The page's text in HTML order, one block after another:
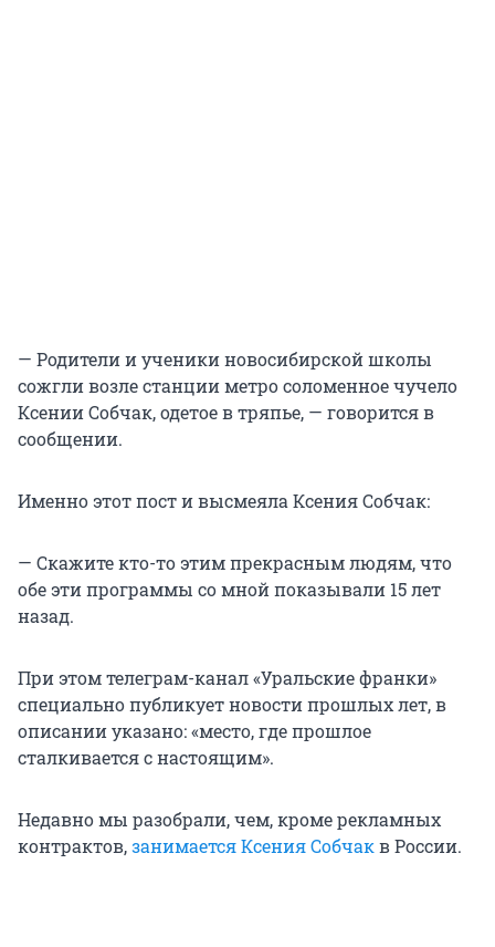
— Родители и ученики новосибирской школы
сожгли возле станции метро соломенное чучело
Ксении Собчак, одетое в тряпье, — говорится в
сообщении.
Именно этот пост и высмеяла Ксения Собчак:
— Скажите кто-то этим прекрасным людям, что
обе эти программы со мной показывали 15 лет
назад.
При этом телеграм-канал «Уральские франки»
специально публикует новости прошлых лет, в
описании указано: «место, где прошлое
сталкивается с настоящим».
Недавно мы разобрали, чем, кроме рекламных
контрактов,занимается Ксения Собчакв России.